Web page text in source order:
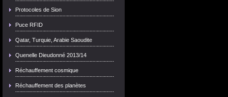
Protocoles de Sion
Puce RFID
Qatar, Turquie, Arabie Saoudite
Quenelle Dieudonné 2013/14
Réchauffement cosmique
Réchauffement des planètes